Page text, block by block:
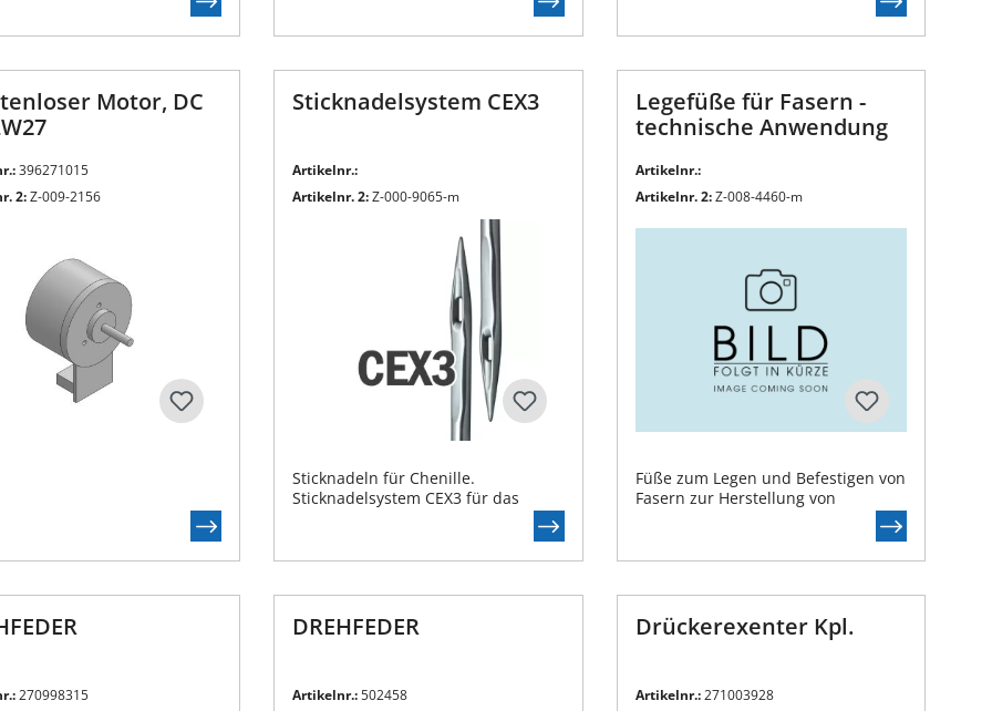
Motor, DC
396271015
2:Z-009-2156
Sticknadelsystem CEX3
Artikelnr.:
Artikelnr. 2:Z-000-9065-m
Sticknadeln für Chenille.
Sticknadelsystem CEX3 für das
Legefüße für Fasern -
technische Anwendung
Artikelnr.:
Artikelnr. 2:Z-008-4460-m
Füße zum Legen und Befestigen von
Fasern zur Herstellung von
270998315
DREHFEDER
Artikelnr.:502458
Drückerexenter Kpl.
Artikelnr.:271003928